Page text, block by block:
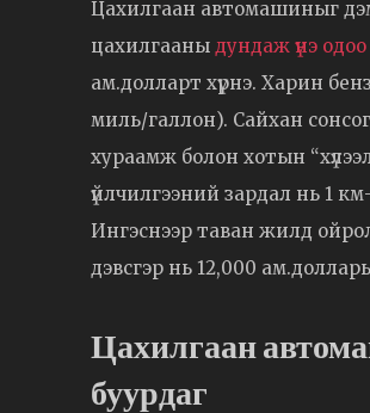
Цахилгаан автомашиныг
цахилгааны дундаж үнэ
ам.долларт хүрнэ. Харин
миль/галлон). Сайхан
хураамж болон хотын
үйлчилгээний зардал нь 1
Ингэснээр таван жилд
дэвсгэр нь 12,000
Цахилгаан
буурдаг